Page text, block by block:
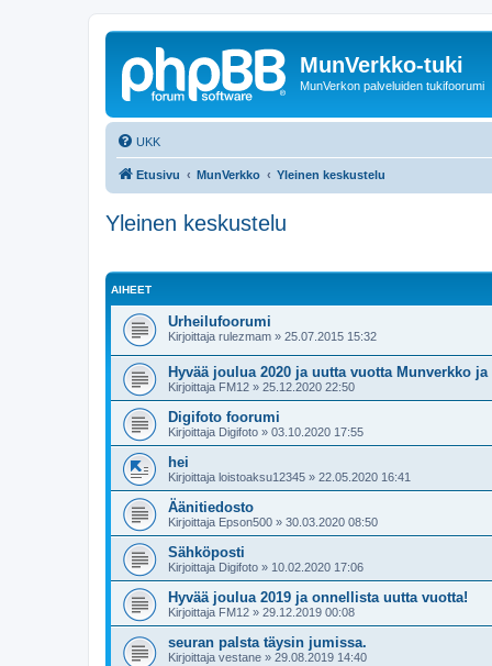
MunVerkko-tuki
MunVerkon palveluiden tukifoorumi
UKK
Etusivu MunVerkko Yleinen keskustelu
Yleinen keskustelu
AIHEET
Urheilufoorumi
Kirjoittaja rulezmam » 25.07.2015 15:32
Hyvää joulua 2020 ja uutta vuotta Munverkko
Kirjoittaja FM12 » 25.12.2020 22:50
Digifoto foorumi
Kirjoittaja Digifoto » 03.10.2020 17:55
hei
Kirjoittaja loistoaksu12345 » 22.05.2020 16:41
Äänitiedosto
Kirjoittaja Epson500 » 30.03.2020 08:50
Sähköposti
Kirjoittaja Digifoto » 10.02.2020 17:06
Hyvää joulua 2019 ja onnellista uutta vuotta!
Kirjoittaja FM12 » 29.12.2019 00:08
seuran palsta täysin jumissa.
Kirjoittaja vestane » 29.08.2019 14:40